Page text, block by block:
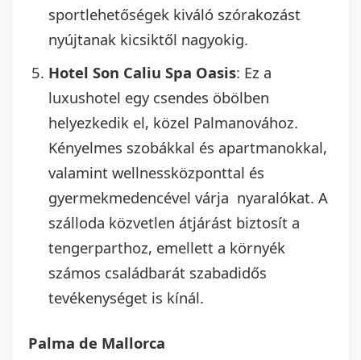
sportlehetőségek kiváló szórakozást
nyújtanak kicsiktől nagyokig.
Hotel Son Caliu Spa Oasis: Ez a
luxushotel egy csendes öbölben
helyezkedik el, közel Palmanovához.
Kényelmes szobákkal és apartmanokkal,
valamint wellnessközponttal és
gyermekmedencével várja nyaralókat. A
szálloda közvetlen átjárást biztosít a
tengerparthoz, emellett a környék
számos családbarát szabadidős
tevékenységet is kínál.
Palma de Mallorca